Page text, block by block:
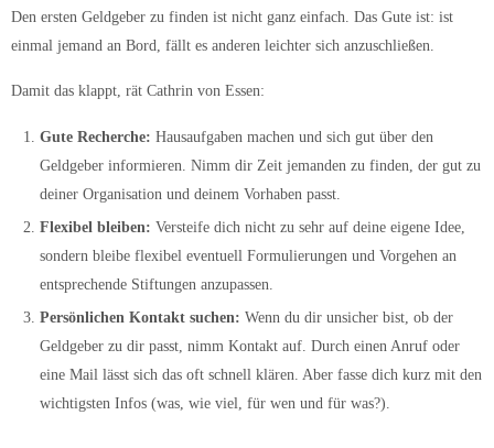
Den ersten Geldgeber zu finden ist nicht ganz einfach. Das Gute ist: ist
einmal jemand an Bord, fällt es anderen leichter sich anzuschließen.
Damit das klappt, rät Cathrin von Essen:
Gute Recherche: Hausaufgaben machen und sich gut über den
Geldgeber informieren. Nimm dir Zeit jemanden zu finden, der gut zu
deiner Organisation und deinem Vorhaben passt.
Flexibel bleiben: Versteife dich nicht zu sehr auf deine eigene Idee,
sondern bleibe flexibel eventuell Formulierungen und Vorgehen an
entsprechende Stiftungen anzupassen.
Persönlichen Kontakt suchen: Wenn du dir unsicher bist, ob der
Geldgeber zu dir passt, nimm Kontakt auf. Durch einen Anruf oder
eine Mail lässt sich das oft schnell klären. Aber fasse dich kurz mit den
wichtigsten Infos (was, wie viel, für wen und für was?).